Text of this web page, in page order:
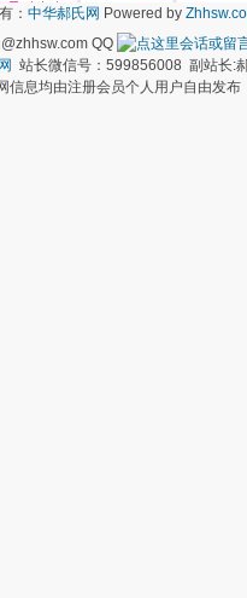
： 中华郝氏网 Powered by
QQ
站长微信号：599856008 副站长:
信息均由注册会员个人用户自由发